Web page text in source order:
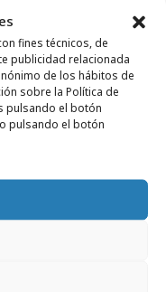
fines técnicos, de
publicidad relacionada
de los hábitos de
sobre la Política de
pulsando el botón
pulsando el botón
la anticipación de
refuerza su
de talento
y avanza
organizativo
alineado con los
Estratégico